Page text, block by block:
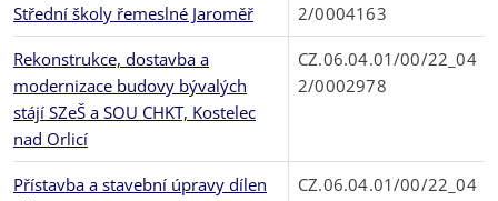
Střední školy řemeslné Jaroměř
2/0004163
Rekonstrukce, dostavba a
modernizace budovy bývalých
stájí SZeŠ a SOU CHKT, Kostelec
nad Orlicí
CZ.06.04.01/00/22_04
2/0002978
Přístavba a stavební úpravy dílen
CZ.06.04.01/00/22_04